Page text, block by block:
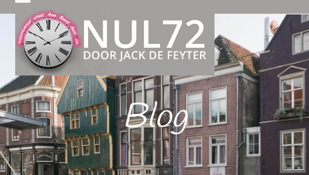
Open
mobile
menu
Close
mobile
menu
Blog